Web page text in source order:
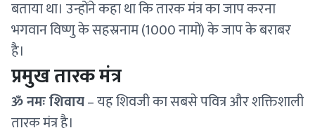
बताया था। उन्होंने कहा था कि तारक मंत्र का जाप करना
भगवान विष्णु के सहस्रनाम (1000 नामों) के जाप के बराबर
है।
प्रमुख तारक मंत्र
ॐ नमः शिवाय– यह शिवजी का सबसे पवित्र और शक्तिशाली
तारक मंत्र है।